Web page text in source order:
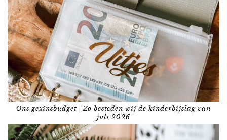
Ons gezinsbudget | Zo besteden wij de kinderbijslag van
juli 2026